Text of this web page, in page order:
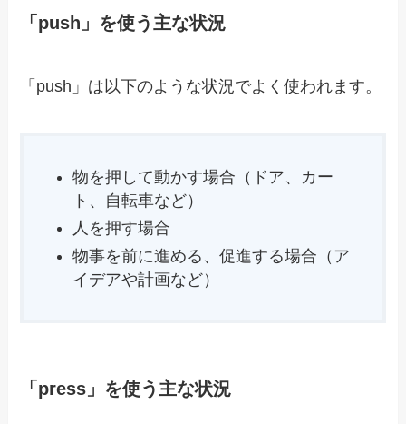
「push」を使う主な状況
「push」は以下のような状況でよく使われます。
物を押して動かす場合（ドア、カー
ト、自転車など）
人を押す場合
物事を前に進める、促進する場合（ア
イデアや計画など）
「press」を使う主な状況